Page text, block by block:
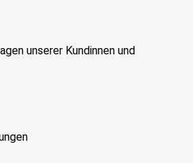
unserer Kundinnen und